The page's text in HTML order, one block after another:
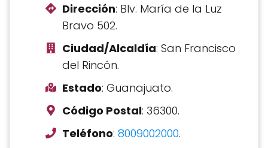
Dirección: Blv. María de la Luz
Bravo 502.
Ciudad/Alcaldía: San Francisco
del Rincón.
Estado: Guanajuato.
Código Postal: 36300.
Teléfono: 8009002000.